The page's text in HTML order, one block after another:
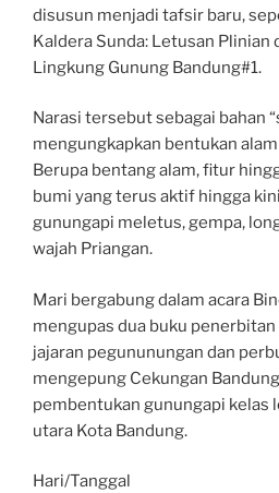
disusun menjadi tafsir baru,
Kaldera Sunda: Letusan Plinian
Lingkung Gunung Bandung#1.
Narasi tersebut sebagai bahan
mengungkapkan bentukan
Berupa bentang alam, fitur
bumi yang terus aktif hingga
gunungapi meletus, gempa,
wajah Priangan.
Mari bergabung dalam acara
mengupas dua buku
jajaran pegununungan dan
mengepung Cekungan
pembentukan gunungapi kelas
utara Kota Bandung.
Hari/Tanggal